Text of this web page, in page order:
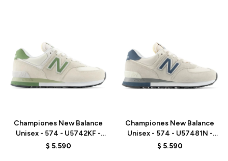
Championes New Balance
Unisex - 574 - U5742KF -
BEIGE/GREEN
$ 5.590
Championes New Balance
Unisex - 574 - U57481N -
GREY/BLUE
$ 5.590